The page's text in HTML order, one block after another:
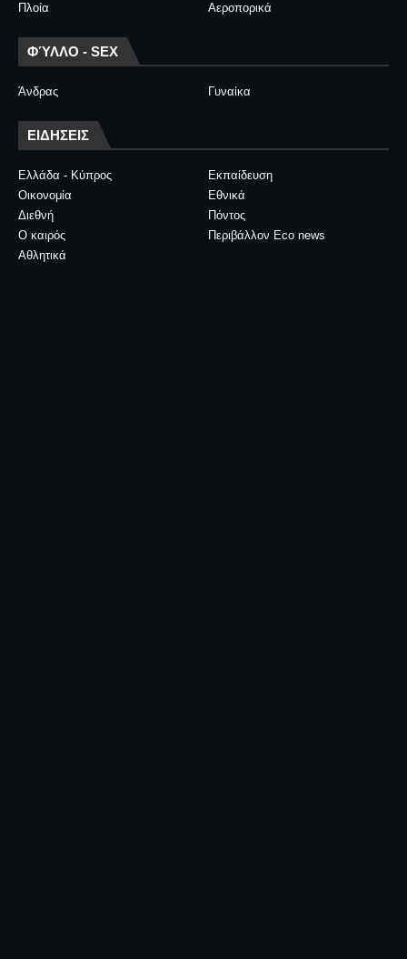
Πλοία
Αεροπορικά
ΦΎΛΛΟ - SEX
Άνδρας Γυναίκα
ΕΙΔΗΣΕΙΣ
Ελλάδα - Κύπρος
Εκπαίδευση
Οικονομία
Εθνικά
Διεθνή
Πόντος
Ο καιρός
Περιβάλλον Eco news
Αθλητικά